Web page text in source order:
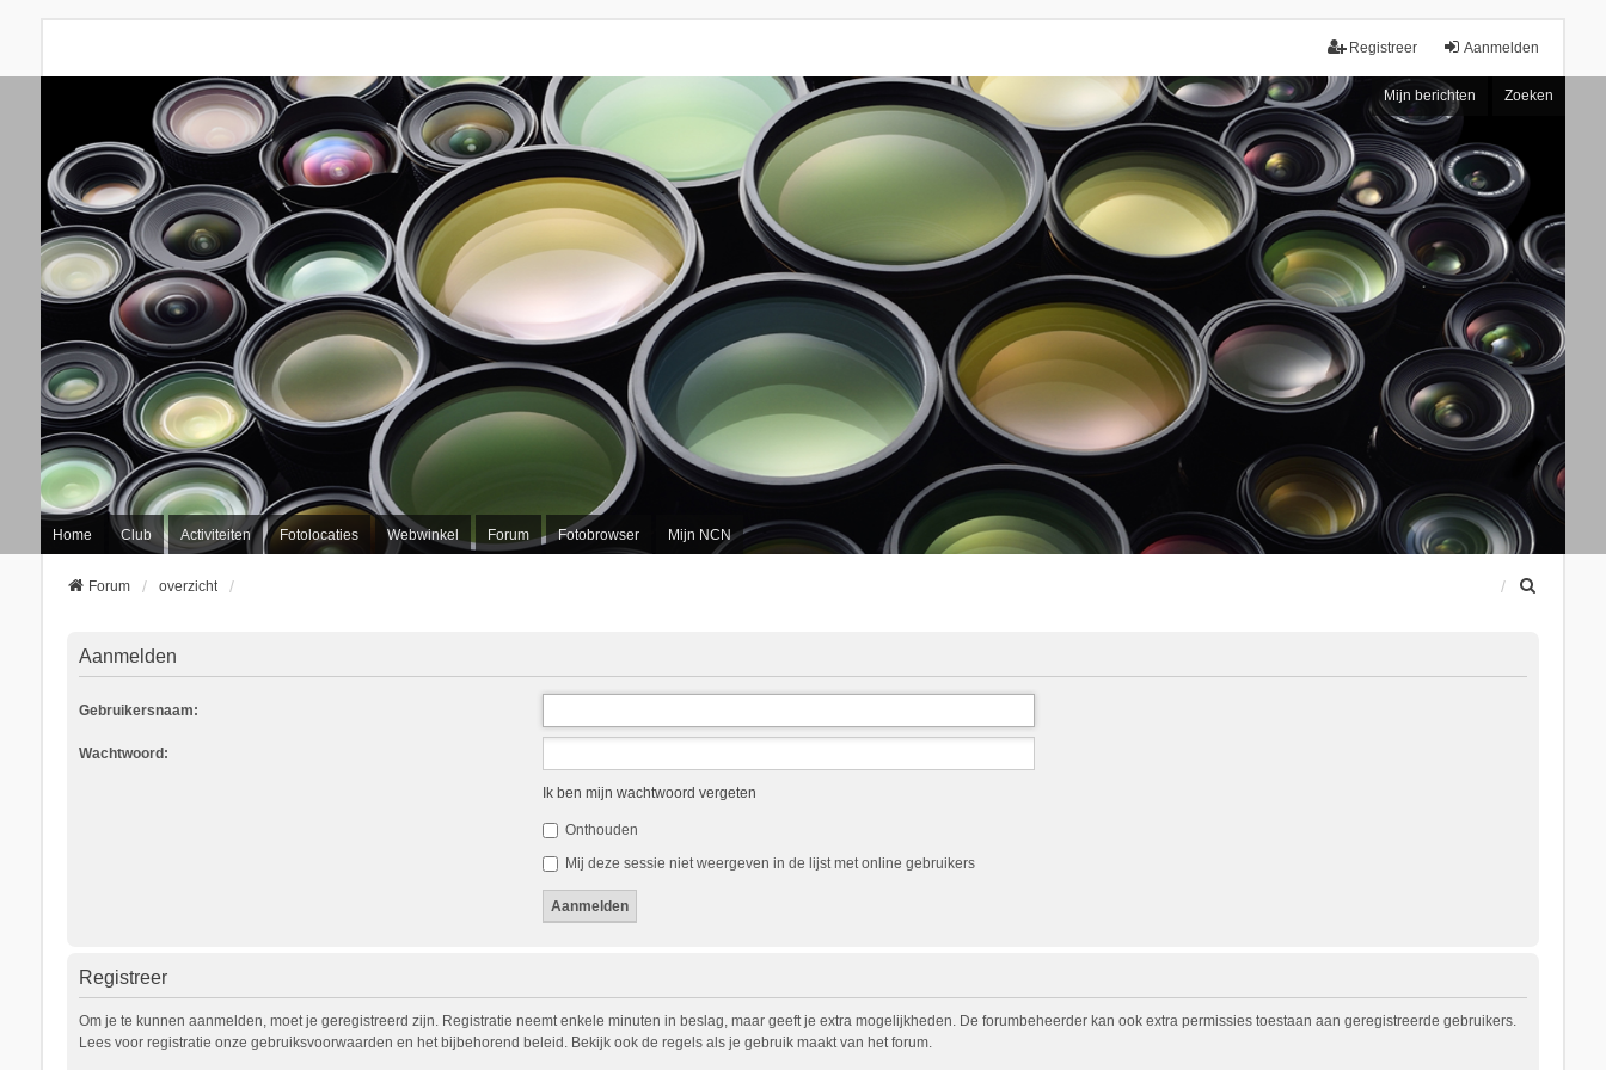
Aanmelden
Registreer
Mijn berichten Zoeken
Home Club Activiteiten Fotolocaties Webwinkel Forum Fotobrowser Mijn NCN
Forum overzicht
Aanmelden
Gebruikersnaam:
Wachtwoord:
Ik ben mijn wachtwoord vergeten
Onthouden
Mij deze sessie niet weergeven in de lijst met online gebruikers
Registreer
Om je te kunnen aanmelden, moet je geregistreerd zijn. Registratie neemt enkele minuten in beslag, maar geeft je extra mogelijkheden. De forumbeheerder kan ook extra permissies toestaan aan geregistreerde gebruikers.
Lees voor registratie onze gebruiksvoorwaarden en het bijbehorend beleid. Bekijk ook de regels als je gebruik maakt van het forum.